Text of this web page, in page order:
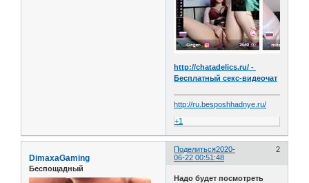
http://chatadelics.ru/ -
Бесплатный секс-видеочат
http://ru.besposhhadnye.ru/
+1
Поделиться 2
2020-
06-22 00:51:48
DimaxaGaming
Беспощадный
Надо будет посмотреть